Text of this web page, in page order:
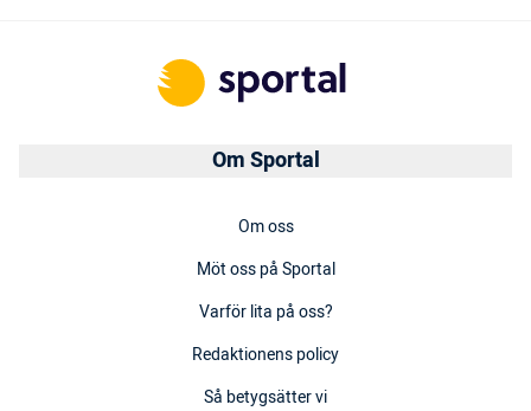
Om Sportal
Om oss
Möt oss på Sportal
Varför lita på oss?
Redaktionens policy
Så betygsätter vi